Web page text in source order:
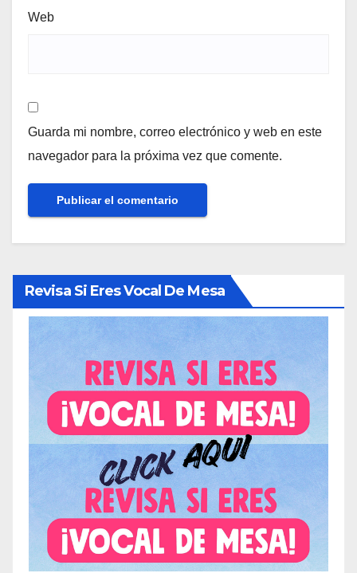
Web
Guarda mi nombre, correo electrónico y web en este
navegador para la próxima vez que comente.
Revisa Si Eres Vocal De Mesa